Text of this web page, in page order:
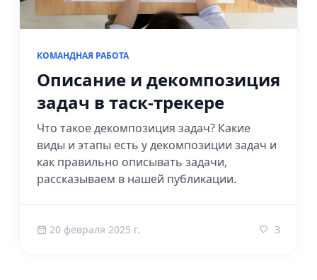
КОМАНДНАЯ РАБОТА
Описание и декомпозиция
задач в таск-трекере
Что такое декомпозиция задач? Какие
виды и этапы есть у декомпозиции задач и
как правильно описывать задачи,
рассказываем в нашей публикации.
20 февраля 2025 г. 3